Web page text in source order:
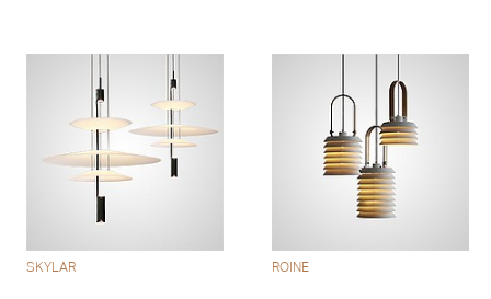
SKYLAR ROINE